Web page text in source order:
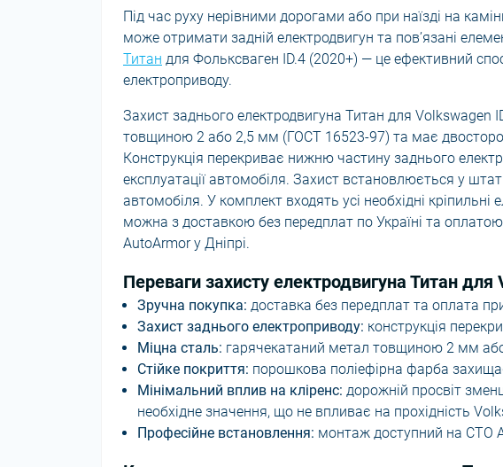
Під час руху нерівними дорогами або при наїзді на
може отримати задній електродвигун та пов’язані
Титан для Фольксваген ID.4 (2020+) — це ефективний
електроприводу.
Захист заднього електродвигуна Титан для Volkswagen
товщиною 2 або 2,5 мм (ГОСТ 16523-97) та має
Конструкція перекриває нижню частину заднього
експлуатації автомобіля. Захист встановлюється у
автомобіля. У комплект входять усі необхідні
можна з доставкою без передплат по Україні та
AutoArmor у Дніпрі.
Переваги захисту електродвигуна Титан
Зручна покупка: доставка без передплат та оплата
Захист заднього електроприводу: конструкція
Міцна сталь: гарячекатаний метал товщиною 2 мм
Стійке покриття: порошкова поліефірна фарба
Мінімальний вплив на кліренс: дорожній просвіт
необхідне значення, що не впливає на прохідність
Професійне встановлення: монтаж доступний на СТО